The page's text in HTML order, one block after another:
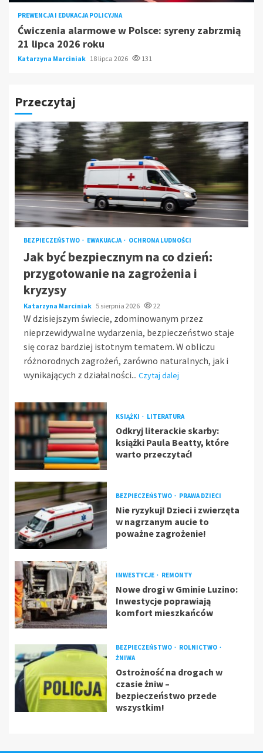
PREWENCJA I EDUKACJA POLICYJNA
Ćwiczenia alarmowe w Polsce: syreny zabrzmią
21 lipca 2026 roku
Katarzyna Marciniak 18 lipca 2026 131
Przeczytaj
BEZPIECZEŃSTWO EWAKUACJA OCHRONA LUDNOŚCI
Jak być bezpiecznym na co dzień:
przygotowanie na zagrożenia i
kryzysy
Katarzyna Marciniak 5 sierpnia 2026 22
W dzisiejszym świecie, zdominowanym przez
nieprzewidywalne wydarzenia, bezpieczeństwo staje
się coraz bardziej istotnym tematem. W obliczu
różnorodnych zagrożeń, zarówno naturalnych, jak i
wynikających z działalności... Czytaj dalej
KSIĄŻKI LITERATURA
Odkryj literackie skarby:
książki Paula Beatty, które
warto przeczytać!
BEZPIECZEŃSTWO PRAWA DZIECI
Nie ryzykuj! Dzieci i zwierzęta
w nagrzanym aucie to
poważne zagrożenie!
INWESTYCJE REMONTY
Nowe drogi w Gminie Luzino:
Inwestycje poprawiają
komfort mieszkańców
BEZPIECZEŃSTWO
ROLNICTWO
ŻNIWA
Ostrożność na drogach w
czasie żniw –
bezpieczeństwo przede
wszystkim!